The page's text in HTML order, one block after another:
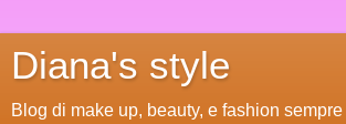
Diana's style
Blog di make up, beauty, e fashion